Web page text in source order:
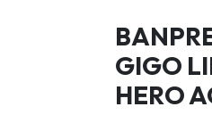
GIGO
HERO